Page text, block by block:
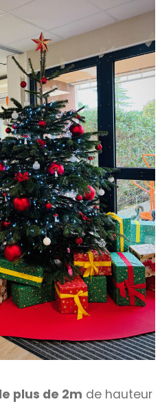
plus de 2m de hauteur